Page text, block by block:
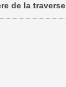
de la